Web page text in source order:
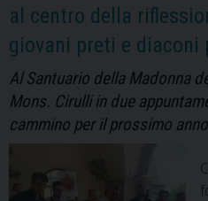
al centro della
giovani preti e diaconi
Al Santuario della Madonna
Mons. Cirulli in due
cammino per il prossimo